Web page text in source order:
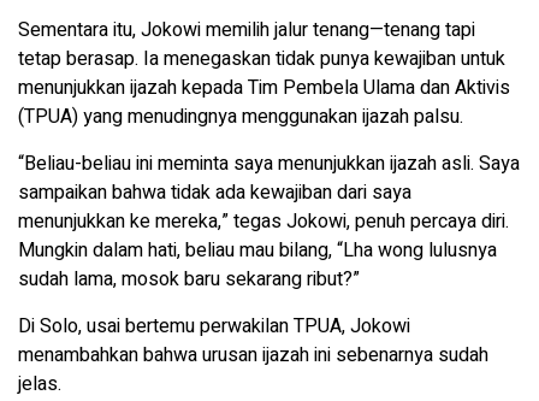
Sementara itu, Jokowi memilih jalur tenang—tenang tapi
tetap berasap. Ia menegaskan tidak punya kewajiban untuk
menunjukkan ijazah kepada Tim Pembela Ulama dan Aktivis
(TPUA) yang menudingnya menggunakan ijazah palsu.
“Beliau-beliau ini meminta saya menunjukkan ijazah asli. Saya
sampaikan bahwa tidak ada kewajiban dari saya
menunjukkan ke mereka,” tegas Jokowi, penuh percaya diri.
Mungkin dalam hati, beliau mau bilang, “Lha wong lulusnya
sudah lama, mosok baru sekarang ribut?”
Di Solo, usai bertemu perwakilan TPUA, Jokowi
menambahkan bahwa urusan ijazah ini sebenarnya sudah
jelas.